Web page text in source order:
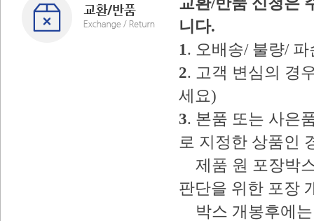
니다.
1. 오배송/ 불량/
2. 고객 변심의 경
세요)
3. 본품 또는 사은
로 지정한 상품인
제품 원 포장박
판단을 위한 포장
박스 개봉후에는